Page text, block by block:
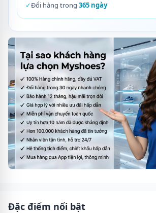
✓Đổi hàng trong 365 ngày
Đặc điểm nổi bật